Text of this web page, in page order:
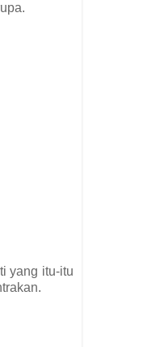
yang itu-itu